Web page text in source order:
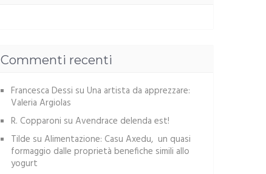
Commenti recenti
Francesca Dessi su Una artista da apprezzare:
Valeria Argiolas
R. Copparoni su Avendrace delenda est!
Tilde su Alimentazione: Casu Axedu, un quasi
formaggio dalle proprietà benefiche simili allo
yogurt